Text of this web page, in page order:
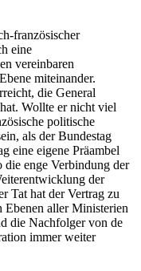
französischer
eine
vereinbaren
miteinander.
die General
Wollte er nicht viel
politische
als der Bundestag
eine eigene Präambel
die enge Verbindung der
der
Tat hat der Vertrag zu
Ebenen aller Ministerien
die Nachfolger von de
immer weiter